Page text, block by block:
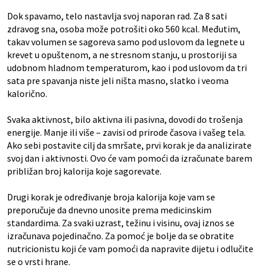
Dok spavamo, telo nastavlja svoj naporan rad. Za 8 sati
zdravog sna, osoba može potrošiti oko 560 kcal. Međutim,
takav volumen se sagoreva samo pod uslovom da legnete u
krevet u opuštenom, a ne stresnom stanju, u prostoriji sa
udobnom hladnom temperaturom, kao i pod uslovom da tri
sata pre spavanja niste jeli ništa masno, slatko i veoma
kalorično.
Svaka aktivnost, bilo aktivna ili pasivna, dovodi do trošenja
energije. Manje ili više – zavisi od prirode časova i vašeg tela.
Ako sebi postavite cilj da smršate, prvi korak je da analizirate
svoj dan i aktivnosti. Ovo će vam pomoći da izračunate barem
približan broj kalorija koje sagorevate.
Drugi korak je određivanje broja kalorija koje vam se
preporučuje da dnevno unosite prema medicinskim
standardima. Za svaki uzrast, težinu i visinu, ovaj iznos se
izračunava pojedinačno. Za pomoć je bolje da se obratite
nutricionistu koji će vam pomoći da napravite dijetu i odlučite
se o vrsti hrane.